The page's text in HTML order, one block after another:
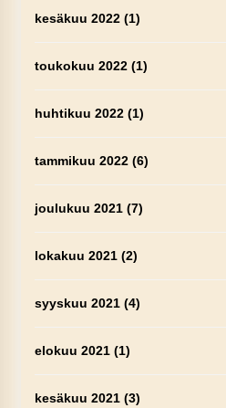
kesäkuu 2022(1)
toukokuu 2022(1)
huhtikuu 2022(1)
tammikuu 2022(6)
joulukuu 2021(7)
lokakuu 2021(2)
syyskuu 2021(4)
elokuu 2021(1)
kesäkuu 2021(3)